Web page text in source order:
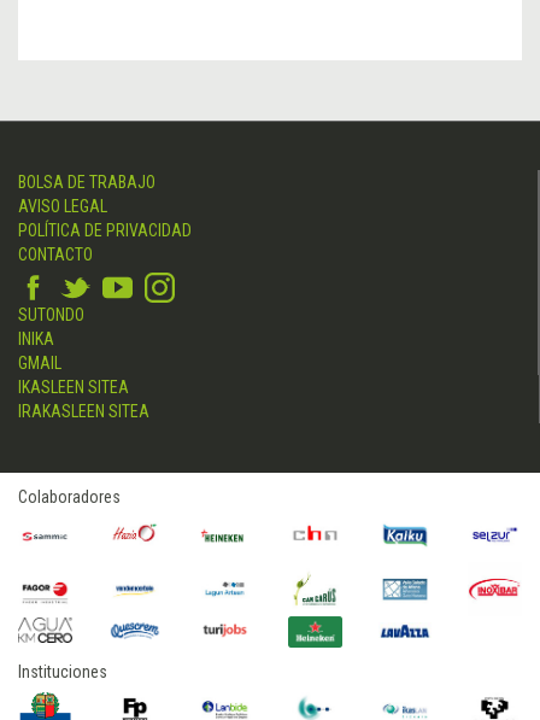
BOLSA DE TRABAJO
AVISO LEGAL
POLÍTICA DE PRIVACIDAD
CONTACTO
SUTONDO
INIKA
GMAIL
IKASLEEN SITEA
IRAKASLEEN SITEA
Colaboradores
Instituciones